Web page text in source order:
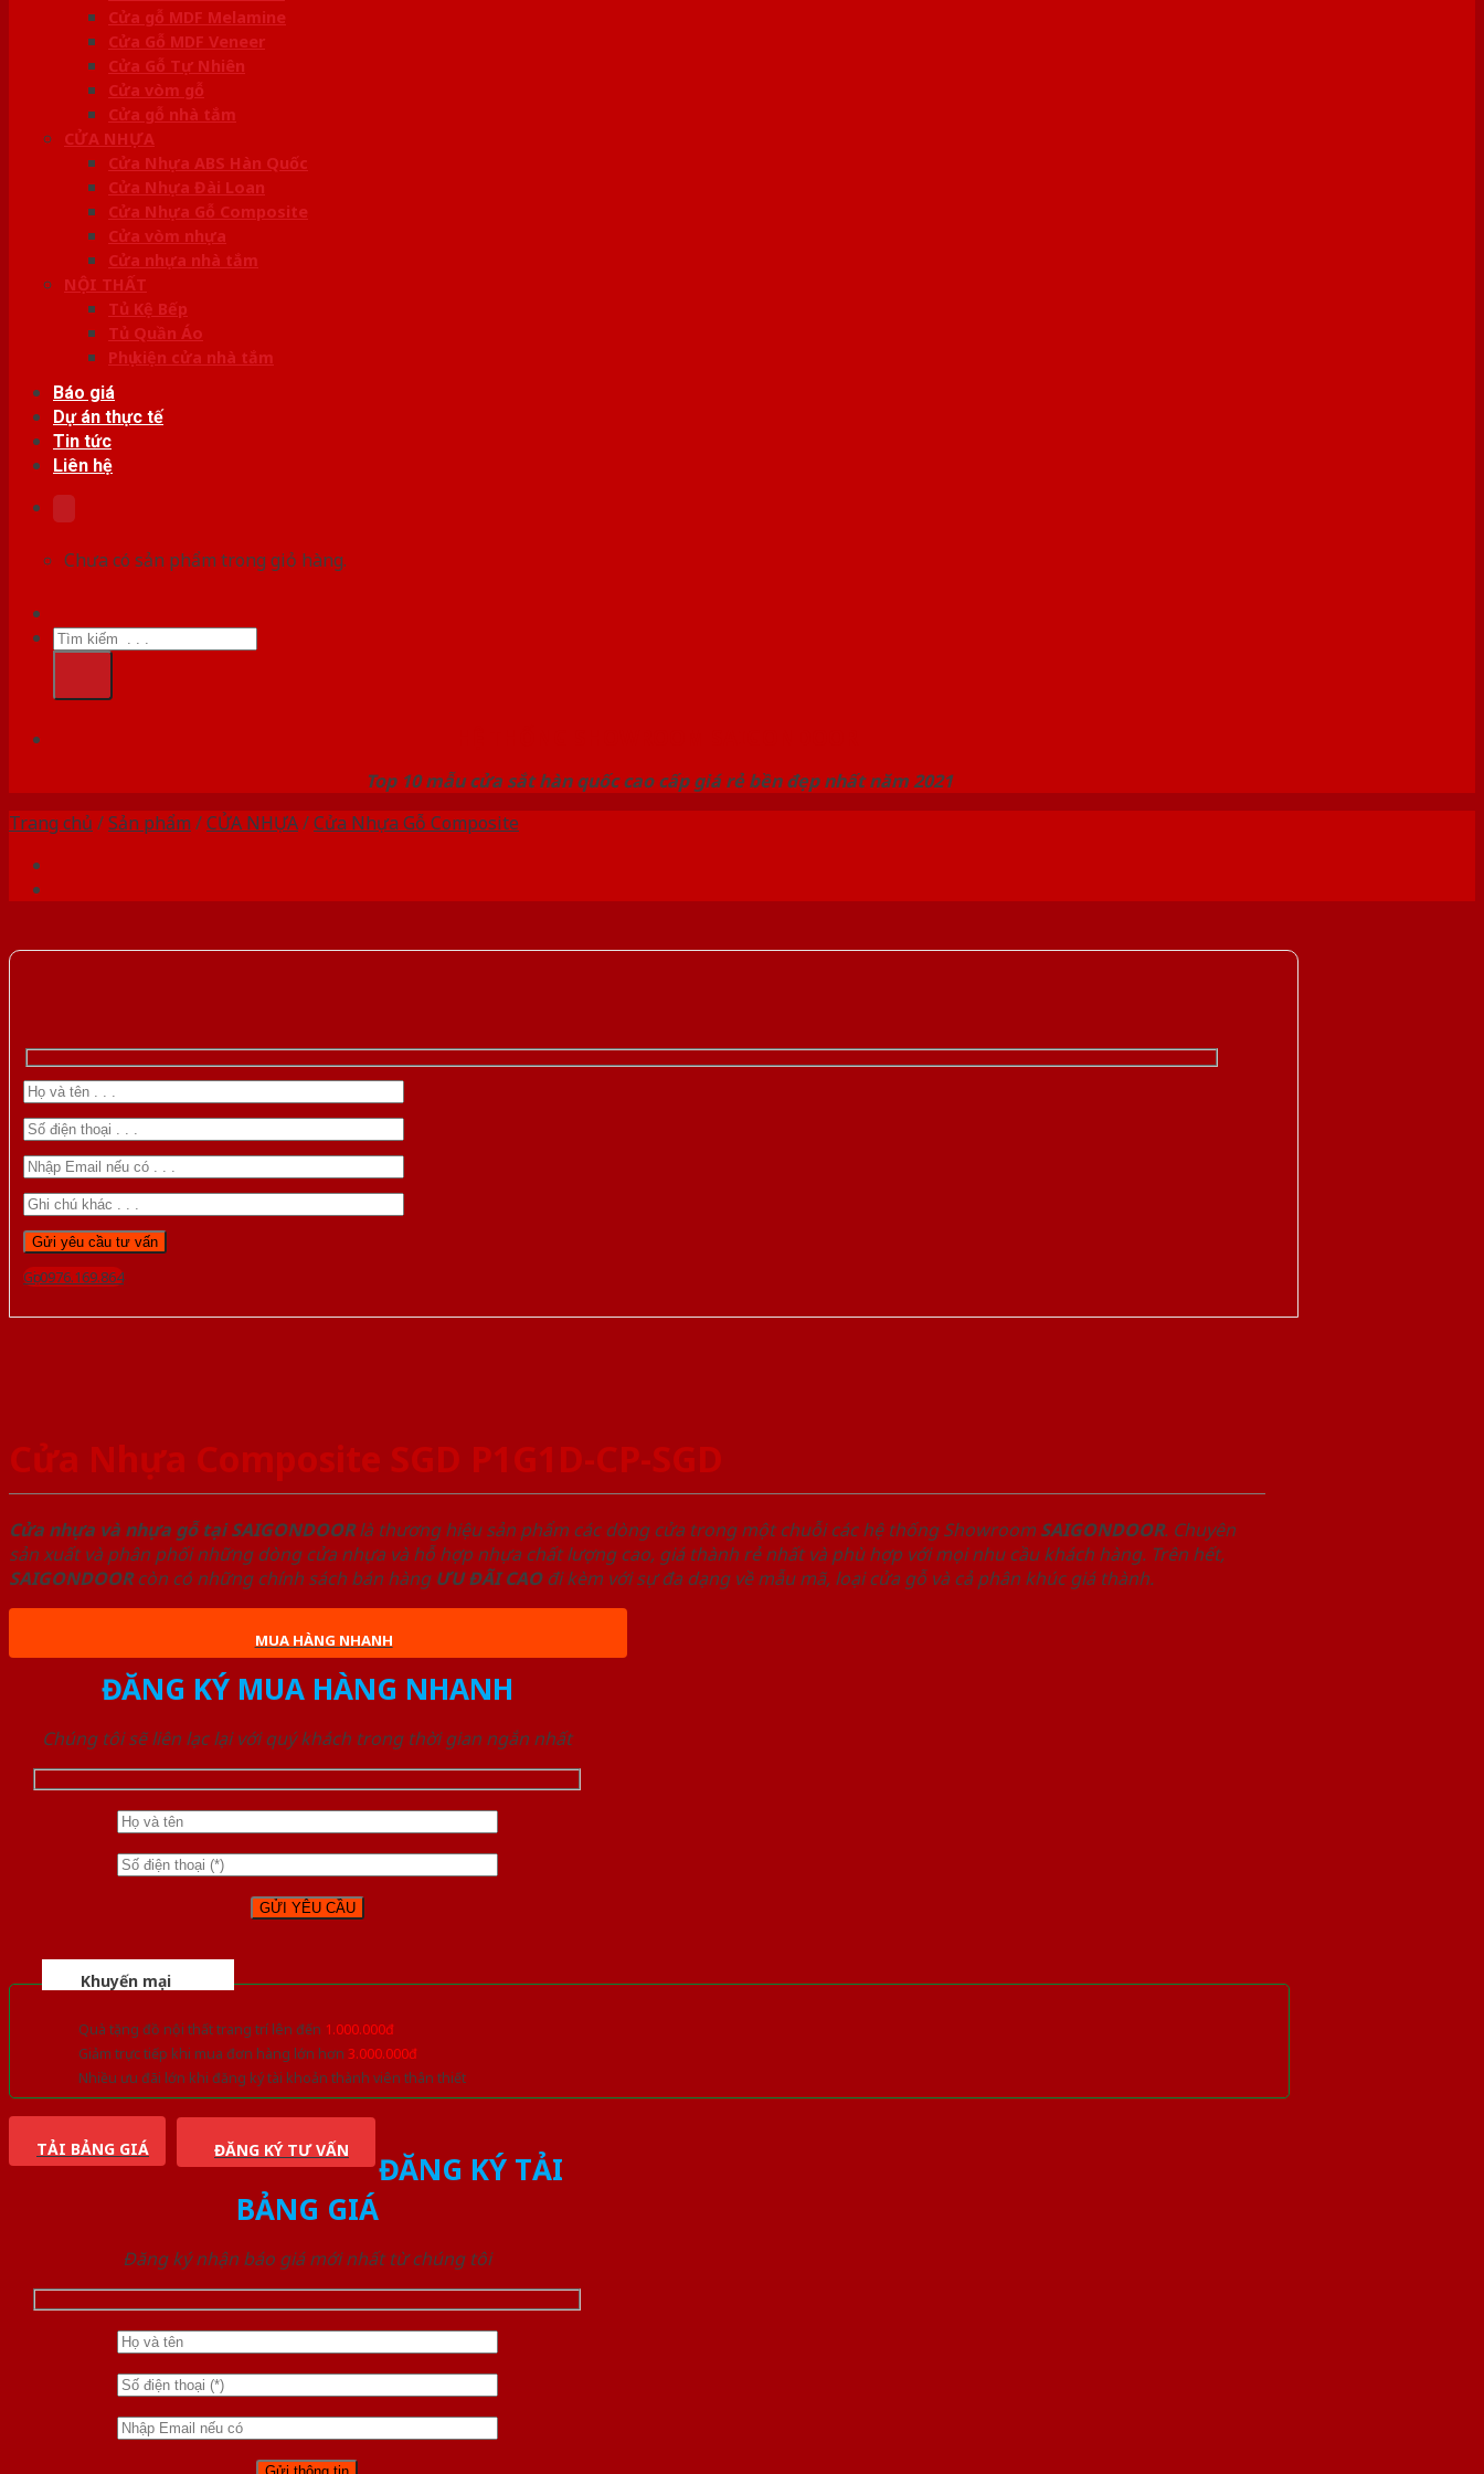
Cửa gỗ MDF Melamine
Cửa Gỗ MDF Veneer
Cửa Gỗ Tự Nhiên
Cửa vòm gỗ
Cửa gỗ nhà tắm
CỬA NHỰA
Cửa Nhựa ABS Hàn Quốc
Cửa Nhựa Đài Loan
Cửa Nhựa Gỗ Composite
Cửa vòm nhựa
Cửa nhựa nhà tắm
NỘI THẤT
Tủ Kệ Bếp
Tủ Quần Áo
Phụ kiện cửa nhà tắm
Báo giá
Dự án thực tế
Tin tức
Liên hệ
Chưa có sản phẩm trong giỏ hàng.
Tìm
kiếm:
Top 10 mẫu cửa sắt hàn quốc cao cấp giá rẻ bền đẹp nhất năm 2021
Trang chủ /Sản phẩm /CỬA NHỰA/Cửa Nhựa Gỗ Composite
Gọi 0976.169.864
Cửa Nhựa Composite SGD P1G1D-CP-SGD
Cửa nhựa và nhựa gỗ tại SAIGONDOORlà thương hiệu sản phẩm các dòng cửa trong một chuỗi các hệ thống Showroom SAIGONDOOR. Chuyên
sản xuất và phân phối những dòng cửa nhựa và hỗ hợp nhựa chất lượng cao, giá thành rẻ nhất và phù hợp với mọi nhu cầu khách hàng. Trên hết,
SAIGONDOORcòn có những chính sách bán hàng ƯU ĐÃI CAOđi kèm với sự đa dạng về mẫu mã, loại cửa gỗ và cả phân khúc giá thành.
MUA HÀNG NHANH
ĐĂNG KÝ MUA HÀNG NHANH
Chúng tôi sẽ liên lạc lại với quý khách trong thời gian ngắn nhất
Khuyến mại
Quà tặng đồ nội thất trang trí lên đến 1.000.000đ
Giảm trực tiếp khi mua đơn hàng lớn hơn 3.000.000đ
Nhiều ưu đãi lớn khi đăng ký tài khoản thành viên thân thiết
TẢI BẢNG GIÁ ĐĂNG KÝ TƯ VẤN
ĐĂNG KÝ TẢI
BẢNG GIÁ
Đăng ký nhận báo giá mới nhất từ chúng tôi